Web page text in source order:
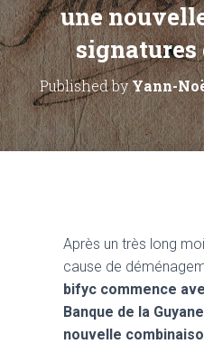
une
signatures
Published byYann-
Après un très long
cause de
bifyc commence
Banque de la Guyane
nouvelle